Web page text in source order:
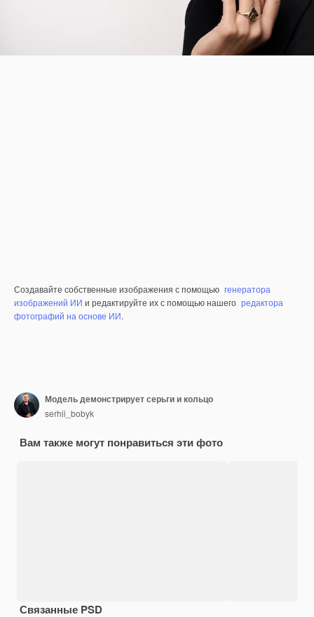
Создавайте собственные изображения с помощью генератора
изображений ИИ и редактируйте их с помощью нашего редактора
фотографий на основе ИИ.
Модель демонстрирует серьги и кольцо
serhii_bobyk
Вам также могут понравиться эти фото
Связанные PSD